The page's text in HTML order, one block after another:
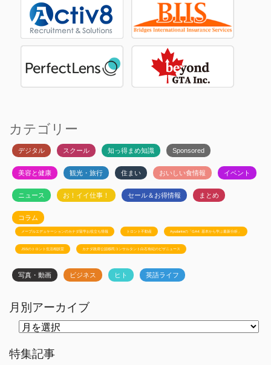
カテゴリー
デジタル スクール 知っ得まめ知識 Sponsored
美容と健康 観光・旅行 住まい おいしい食情報 イベント
ニュース お！イイ仕事！ セール＆お得情報 まとめ
コラム
メープルエデュケーションのカナダ留学お役立ち情報 トロント不動産 Ayudanteの「GA4: 基本から学ぶ最新分析」
JSSのトロント生活相談室 カナダ政府公認移民コンサルタント白石有紀のビザニュース
写真・動画 ビジネス ヒト 英語ライフ
月別アーカイブ
ー
カ
特集記事